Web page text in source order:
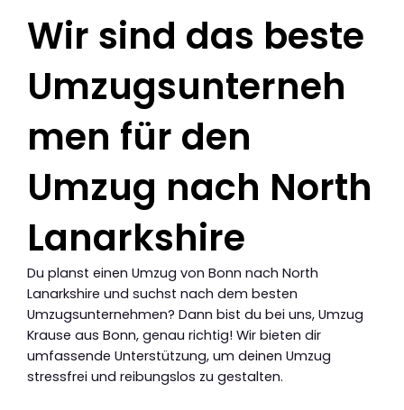
Wir sind das beste
Umzugsunterneh
men für den
Umzug nach North
Lanarkshire
Du planst einen Umzug von Bonn nach North
Lanarkshire und suchst nach dem besten
Umzugsunternehmen? Dann bist du bei uns, Umzug
Krause aus Bonn, genau richtig! Wir bieten dir
umfassende Unterstützung, um deinen Umzug
stressfrei und reibungslos zu gestalten.